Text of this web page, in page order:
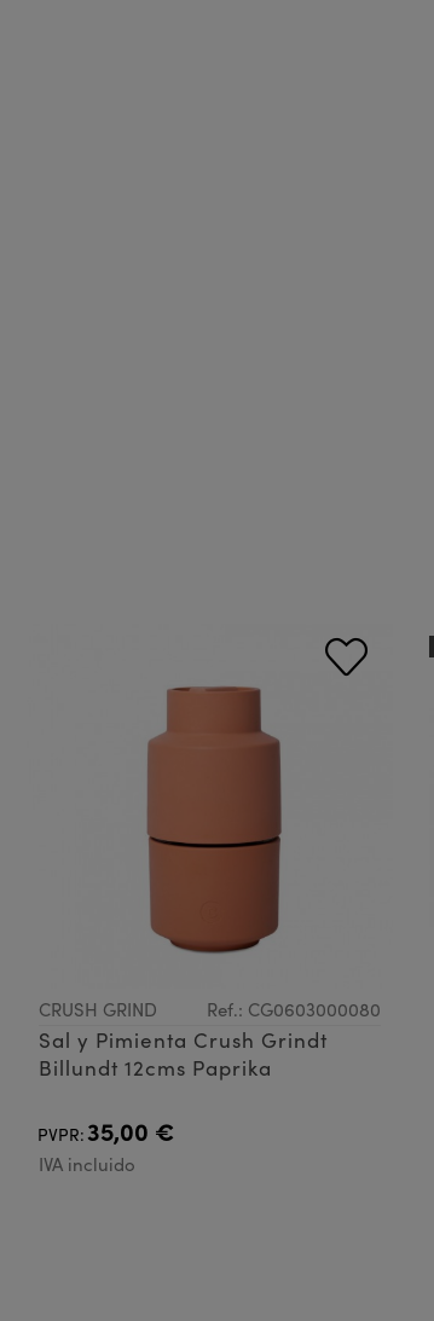
CRUSH GRIND Ref.: CG0603000080
Sal y Pimienta Crush Grindt
Billundt 12cms Paprika
PVPR:35,00 €
IVA incluido